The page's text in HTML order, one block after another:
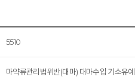
5510
마약류관리법위반(대마) 대마수입 기소유예